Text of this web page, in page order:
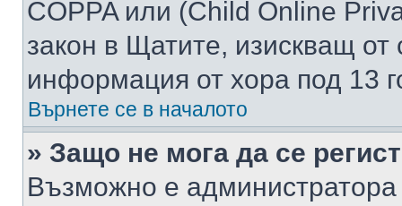
COPPA или (Child Online
закон в Щатите, изискващ от
информация от хора под 13
Върнете се в началото
» Защо не мога да се
Възможно е